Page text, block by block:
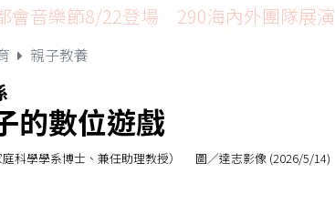
會音樂節8/22登場 290海內外團隊展演
親子教養
的數位遊戲
科學學系博士、兼任助理教授） 圖／達志影像 (2026/5/14)